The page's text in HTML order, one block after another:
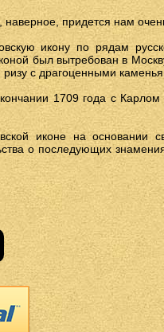
придется нам
икону по рядам
был вытребован в
с драгоценными
1709 года с
иконе на основании
о последующих